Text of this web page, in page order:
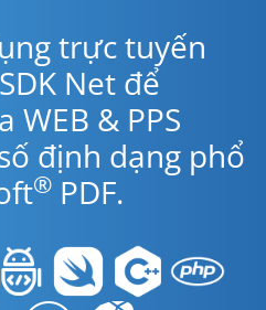
trực tuyến
Net để
WEB & PPS
định dạng phổ
® PDF.